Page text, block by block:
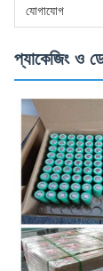
যোগাযোগ
প্যাকেজিং ও